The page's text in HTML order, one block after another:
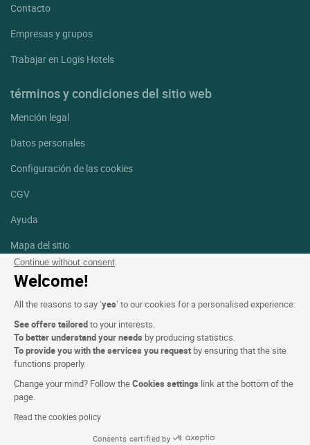
Continue without consent
Welcome!
All the reasons to say ‘yes’ to our cookies for a personalised experience:
See offers tailoredto your interests.
To better understand your needs by producing statistics.
To provide you with the services you request by ensuring that the site
functions properly.
Change your mind? Follow theCookies settings link at the bottom of the
page.
Read the cookies policy
Consents certified by
Contacto
Empresas y grupos
Trabajar en Logis Hotels
términos y condiciones del sitio web
Mención legal
Datos personales
Configuración de las cookies
CGV
Ayuda
Mapa del sitio
Créditos
fotografías
Facebook
Linkedin